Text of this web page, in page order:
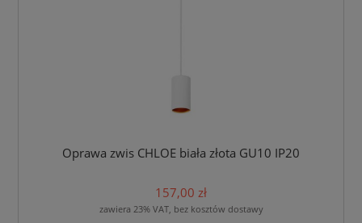
Oprawa zwis CHLOE biała złota GU10 IP20
157,00 zł
zawiera 23% VAT, bez kosztów dostawy